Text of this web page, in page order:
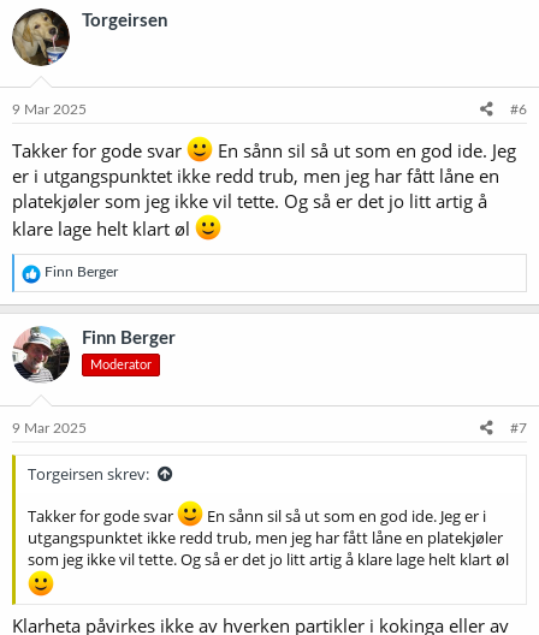
k
s
j
o
e
:
Torgeirsen
9 Mar 2025 #6
Takker for gode svar
En sånn sil så ut som en god ide. Jeg
er i utgangspunktet ikke redd trub, men jeg har fått låne en
platekjøler som jeg ikke vil tette. Og så er det jo litt artig å
klare lage helt klart øl
R
e
a
k
s
j
o
e
Finn Berger
Finn Berger
Moderator
9 Mar 2025 #7
Torgeirsen skrev:
Takker for gode svar
En sånn sil så ut som en god ide. Jeg er i
utgangspunktet ikke redd trub, men jeg har fått låne en platekjøler
som jeg ikke vil tette. Og så er det jo litt artig å klare lage helt klart øl
Klarheta påvirkes ikke av hverken partikler i kokinga eller av